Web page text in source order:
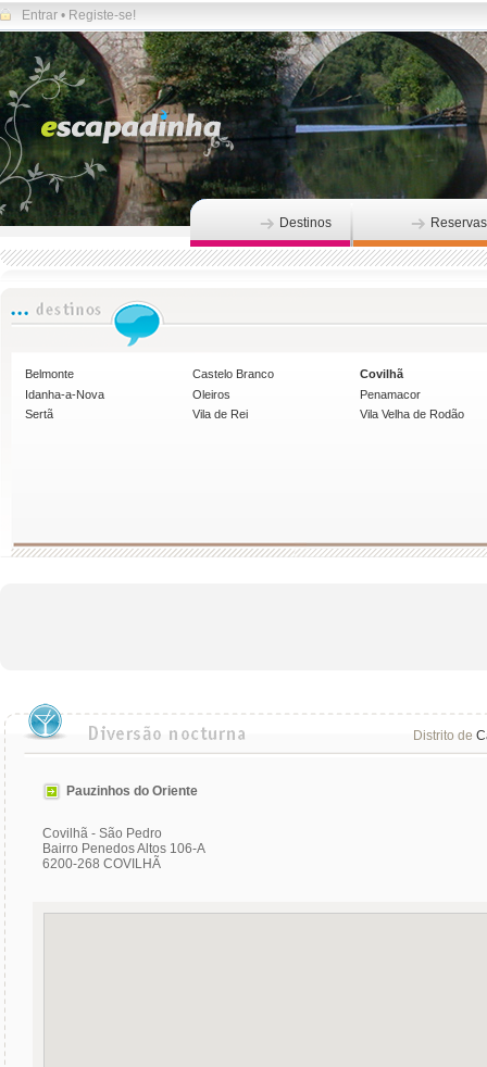
Entrar • Registe-se!
Destinos Reservas
Belmonte Castelo Branco
Covilhã
Idanha-a-Nova
Oleiros
Penamacor
Sertã
Vila de Rei Vila Velha de Rodão
Distrito de
Pauzinhos do Oriente
Covilhã - São Pedro
Bairro Penedos Altos 106-A
6200-268 COVILHÃ